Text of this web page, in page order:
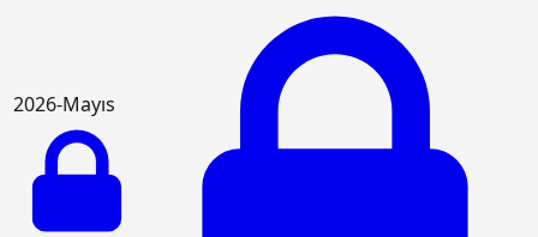
2026-Mayıs